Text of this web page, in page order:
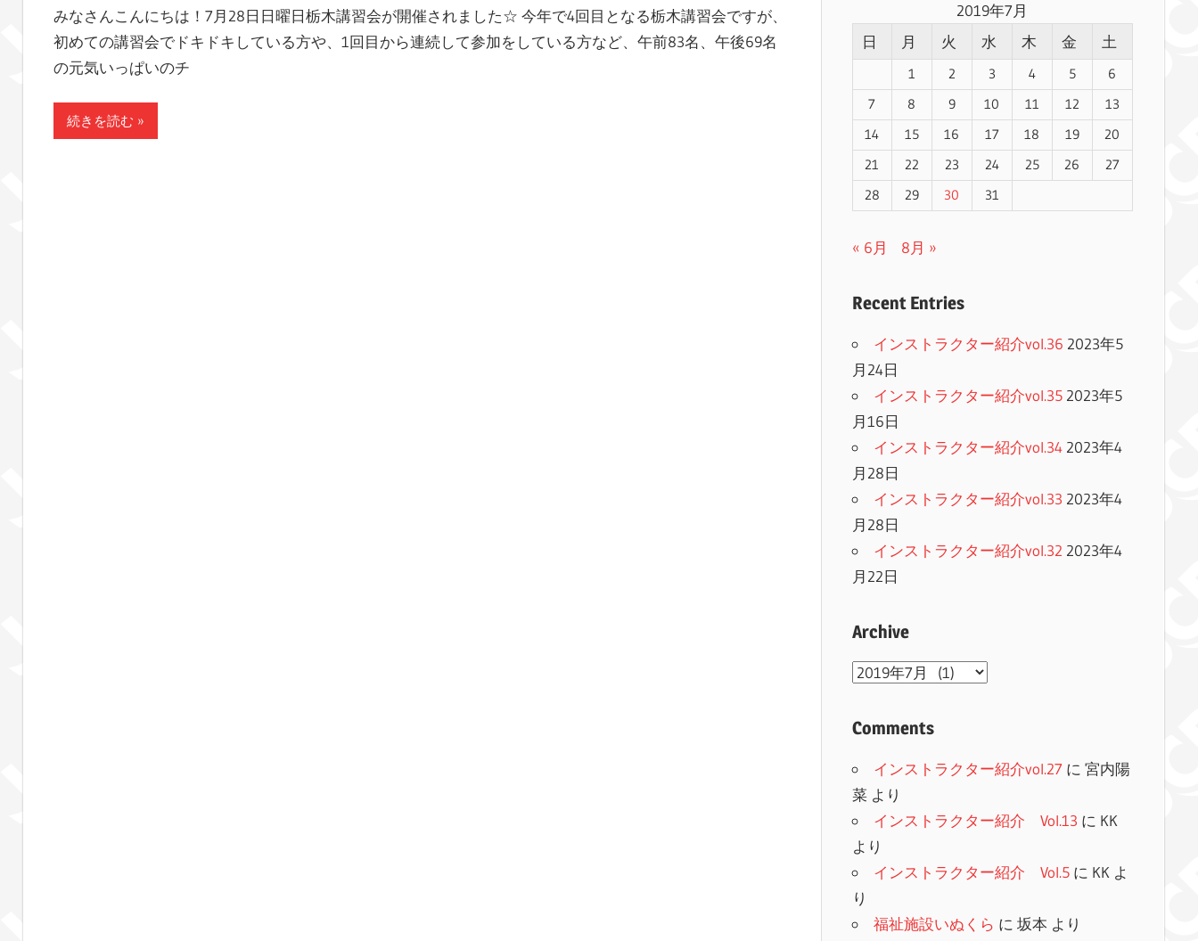
みなさんこんにちは！7月28日日曜日栃木講習会が開催されました☆ 今年で4回目となる栃木講習会ですが、
初めての講習会でドキドキしている方や、1回目から連続して参加をしている方など、午前83名、午後69名
の元気いっぱいのチ
続きを読む
2019年7月
日
月 火 水 木 金 土
1 2 3 4 5
6
7
8 9 10 11 12
13
14
15 16 17 18 19
20
21
22 23 24 25 26
27
28
29 30 31
« 6月 8月 »
Recent Entries
インストラクター紹介vol.36 2023年5
月24日
インストラクター紹介vol.35 2023年5
月16日
インストラクター紹介vol.34 2023年4
月28日
インストラクター紹介vol.33 2023年4
月28日
インストラクター紹介vol.32 2023年4
月22日
Archive
Archive
Comments
インストラクター紹介vol.27 に 宮内陽
菜より
インストラクター紹介 Vol.13 に KK
より
インストラクター紹介 Vol.5に KK よ
り
福祉施設いぬくら に 坂本 より